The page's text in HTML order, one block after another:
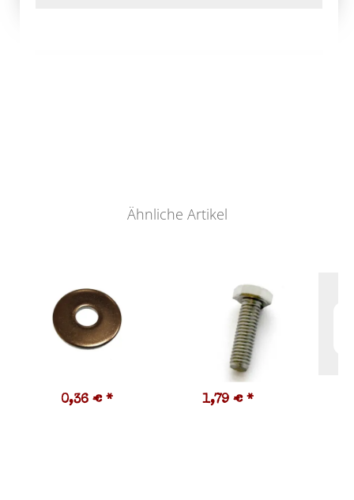
Ähnliche Artikel
0,36 € * 1,79 € *